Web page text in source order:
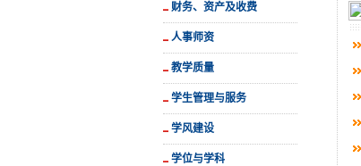
财务、资产及收费
人事师资
教学质量
学生管理与服务
学风建设
学位与学科